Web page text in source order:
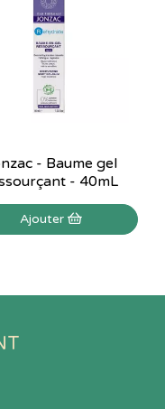
- Baume gel
- 40mL
Ajouter